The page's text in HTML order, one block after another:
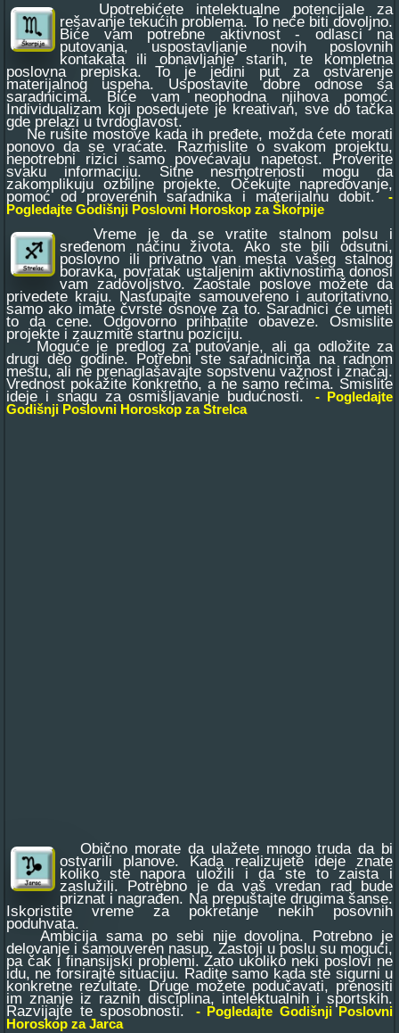
Upotrebićete intelektualne potencijale za
rešavanje tekućih problema. To neće biti dovoljno.
Biće vam potrebne aktivnost - odlasci na
putovanja, uspostavljanje novih poslovnih
kontakata ili obnavljanje starih, te kompletna
poslovna prepiska. To je jedini put za ostvarenje
materijalnog uspeha. Uspostavite dobre odnose sa
saradnicima. Biće vam neophodna njihova pomoć.
Individualizam koji posedujete je kreativan, sve do tačka
gde prelazi u tvrdoglavost.
Ne rušite mostove kada ih pređete, možda ćete morati
ponovo da se vraćate. Razmislite o svakom projektu,
nepotrebni rizici samo povećavaju napetost. Proverite
svaku informaciju. Sitne nesmotrenosti mogu da
zakomplikuju ozbiljne projekte. Očekujte napredovanje,
pomoć od proverenih saradnika i materijalnu dobit. -
Pogledajte Godišnji Poslovni Horoskop za Škorpije
Vreme je da se vratite stalnom polsu i
sređenom načinu života. Ako ste bili odsutni,
poslovno ili privatno van mesta vašeg stalnog
boravka, povratak ustaljenim aktivnostima donosi
vam zadovoljstvo. Zaostale poslove možete da
privedete kraju. Nastupajte samouvereno i autoritativno,
samo ako imate čvrste osnove za to. Saradnici će umeti
to da cene. Odgovorno prihbatite obaveze. Osmislite
projekte i zauzmite startnu poziciju.
Moguće je predlog za putovanje, ali ga odložite za
drugi deo godine. Potrebni ste saradnicima na radnom
mestu, ali ne prenaglašavajte sopstvenu važnost i značaj.
Vrednost pokažite konkretno, a ne samo rečima. Smislite
ideje i snagu za osmišljavanje budućnosti.
- Pogledajte
Godišnji Poslovni Horoskop za Strelca
Obično morate da ulažete mnogo truda da bi
ostvarili planove. Kada realizujete ideje znate
koliko ste napora uložili i da ste to zaista i
zaslužili. Potrebno je da vaš vredan rad bude
priznat i nagrađen. Na prepuštajte drugima šanse.
Iskoristite vreme za pokretanje nekih posovnih
poduhvata.
Ambicija sama po sebi nije dovoljna. Potrebno je
delovanje i samouveren nasup. Zastoji u poslu su mogući,
pa čak i finansijski problemi. Zato ukoliko neki poslovi ne
idu, ne forsirajte situaciju. Radite samo kada ste sigurni u
konkretne rezultate. Druge možete podučavati, prenositi
im znanje iz raznih disciplina, intelektualnih i sportskih.
Razvijajte te sposobnosti.
- Pogledajte Godišnji Poslovni
Horoskop za Jarca